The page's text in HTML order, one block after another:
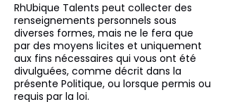
RhUbique Talents peut collecter des
renseignements personnels sous
diverses formes, mais ne le fera que
par des moyens licites et uniquement
aux fins nécessaires qui vous ont été
divulguées, comme décrit dans la
présente Politique, ou lorsque permis ou
requis par la loi.